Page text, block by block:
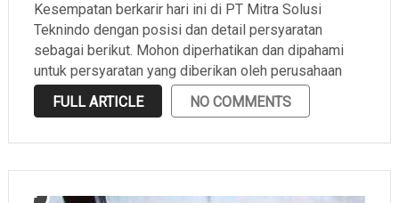
Kesempatan berkarir hari ini di PT Mitra Solusi
Teknindo dengan posisi dan detail persyaratan
sebagai berikut. Mohon diperhatikan dan dipahami
untuk persyaratan yang diberikan oleh perusahaan
sebelum melamar.
FULL ARTICLE NO COMMENTS